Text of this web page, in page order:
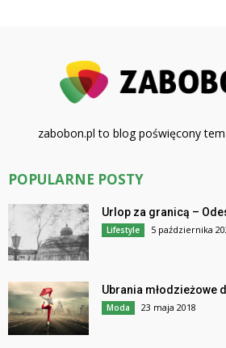
zabobon.pl to blog poświęcony
POPULARNE POSTY
Urlop za granicą –
Lifestyle 5 października
Ubrania młodzieżowe
Moda 23 maja 2018